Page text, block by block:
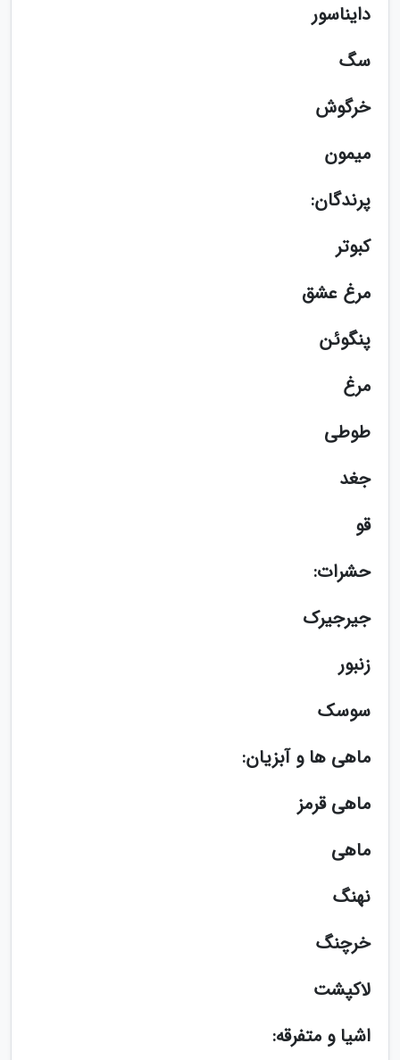
دایناسور
سگ
خرگوش
میمون
پرندگان:
کبوتر
مرغ عشق
پنگوئن
مرغ
طوطی
جغد
قو
حشرات:
جیرجیرک
زنبور
سوسک
ماهی ها و آبزیان:
ماهی قرمز
ماهی
نهنگ
خرچنگ
لاکپشت
اشیا و متفرقه: